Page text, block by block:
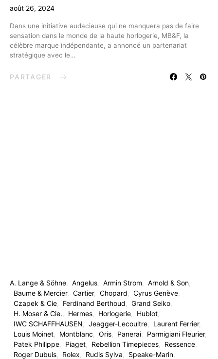
août 26, 2024
Dans une initiative audacieuse qui ne manquera pas de faire
sensation dans le monde de la haute horlogerie, MB&F, la
célèbre marque indépendante, a annoncé un partenariat
stratégique avec le…
PARTAGER
A. Lange & Söhne Angelus Armin Strom
Arnold & Son
Baume & Mercier
Cartier Chopard
Cyrus Genève
Czapek & Cie
Ferdinand Berthoud
Grand Seiko
H. Moser & Cie.
Hermes Horlogerie
Hublot
IWC SCHAFFHAUSEN
Jeagger-Lecoultre
Laurent Ferrier
Louis Moinet
Montblanc Oris Panerai
Parmigiani Fleurier
Patek Philippe
Piaget Rebellion Timepieces
Ressence
Roger Dubuis
Rolex Rudis Sylva
Speake-Marin